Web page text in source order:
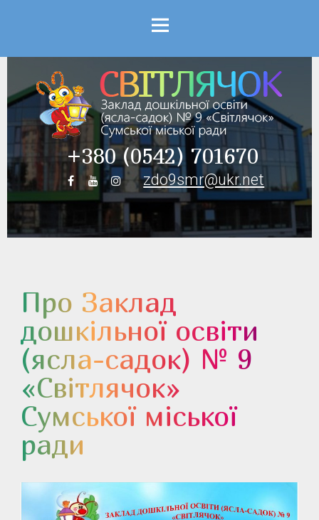
+380 (0542) 701670
zdo9smr@ukr.net
Menu
Про Заклад
дошкільної освіти
(ясла-садок) № 9
«Світлячок»
Сумської міської
ради